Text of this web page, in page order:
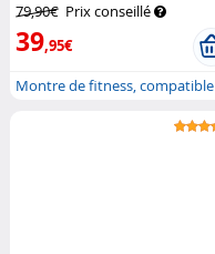
79,90€ Prix conseillé
39,95€
Montre de fitness, compatible